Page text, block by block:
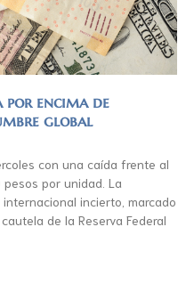
por encima de
global
con una caída frente al
por unidad. La
incierto, marcado
de la Reserva Federal